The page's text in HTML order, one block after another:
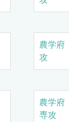
農学
攻
農学
専攻